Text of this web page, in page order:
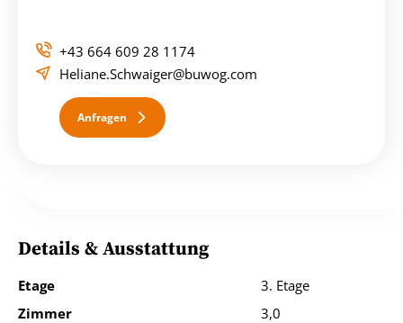
sind sämtliche Richtlinien diesbezüglich zu beachten.
Der Wohnung ist ein Kellerabteil zugewiesen.
+43 664 609 28 1174
Heliane.Schwaiger@buwog.com
Anfragen
Details & Ausstattung
Etage
3. Etage
Zimmer
3,0